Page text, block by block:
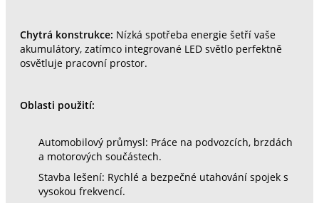
Chytrá konstrukce: Nízká spotřeba energie šetří vaše
akumulátory, zatímco integrované LED světlo perfektně
osvětluje pracovní prostor.
Oblasti použití:
Automobilový průmysl: Práce na podvozcích, brzdách
a motorových součástech.
Stavba lešení: Rychlé a bezpečné utahování spojek s
vysokou frekvencí.